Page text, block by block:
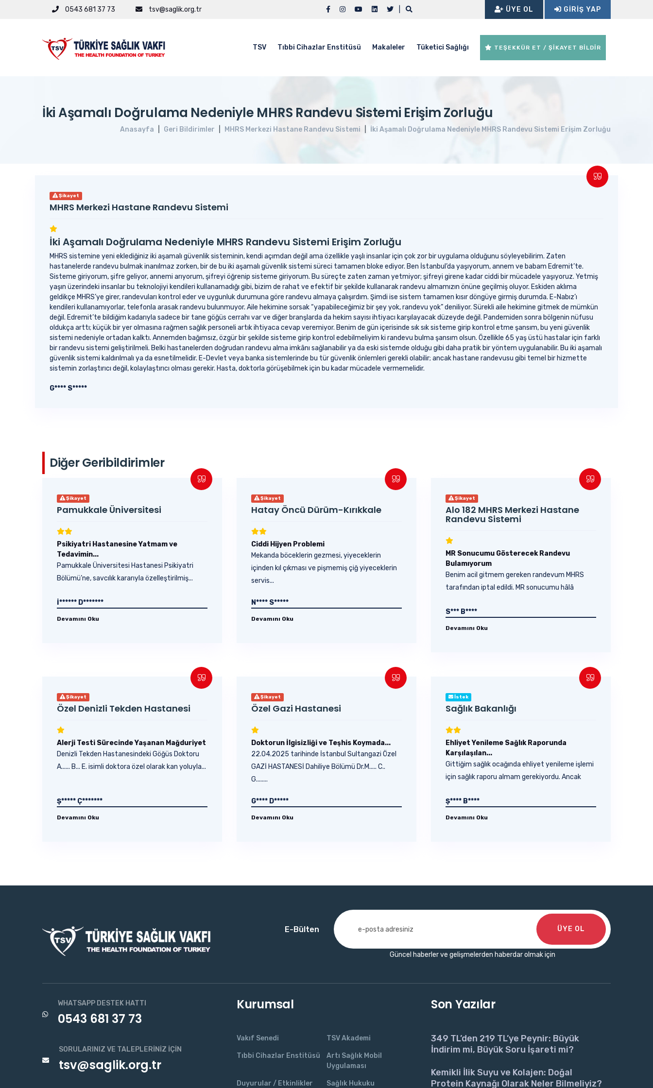
0543 681 37 73 tsv@saglik.org.tr ÜYE OL GIRIŞ YAP
TSV Tıbbi Cihazlar Enstitüsü Makaleler Tüketici Sağlığı TEŞEKKÜR ET / ŞİKAYET BİLDİR
İki Aşamalı Doğrulama Nedeniyle MHRS Randevu Sistemi Erişim Zorluğu
Anasayfa Geri Bildirimler MHRS Merkezi Hastane Randevu Sistemi İki Aşamalı Doğrulama Nedeniyle MHRS Randevu Sistemi Erişim Zorluğu
Şikayet
MHRS Merkezi Hastane Randevu Sistemi
İki Aşamalı Doğrulama Nedeniyle MHRS Randevu Sistemi Erişim Zorluğu
MHRS sistemine yeni eklediğiniz iki aşamalı güvenlik sisteminin, kendi açımdan değil ama özellikle yaşlı insanlar için çok zor bir uygulama olduğunu söyleyebilirim. Zaten
hastanelerde randevu bulmak inanılmaz zorken, bir de bu iki aşamalı güvenlik sistemi süreci tamamen bloke ediyor. Ben İstanbul’da yaşıyorum, annem ve babam Edremit’te.
Sisteme giriyorum, şifre geliyor, annemi arıyorum, şifreyi öğrenip sisteme giriyorum. Bu süreçte zaten zaman yetmiyor; şifreyi girene kadar ciddi bir mücadele yaşıyoruz. Yetmiş
yaşın üzerindeki insanlar bu teknolojiyi kendileri kullanamadığı gibi, bizim de rahat ve efektif bir şekilde kullanarak randevu almamızın önüne geçilmiş oluyor. Eskiden aklıma
geldikçe MHRS’ye girer, randevuları kontrol eder ve uygunluk durumuna göre randevu almaya çalışırdım. Şimdi ise sistem tamamen kısır döngüye girmiş durumda. E-Nabız’ı
kendileri kullanamıyorlar, telefonla arasak randevu bulunmuyor. Aile hekimine sorsak “yapabileceğimiz bir şey yok, randevu yok” deniliyor. Sürekli aile hekimine gitmek de mümkün
değil. Edremit’te bildiğim kadarıyla sadece bir tane göğüs cerrahı var ve diğer branşlarda da hekim sayısı ihtiyacı karşılayacak düzeyde değil. Pandemiden sonra bölgenin nüfusu
oldukça arttı; küçük bir yer olmasına rağmen sağlık personeli artık ihtiyaca cevap veremiyor. Benim de gün içerisinde sık sık sisteme girip kontrol etme şansım, bu yeni güvenlik
sistemi nedeniyle ortadan kalktı. Annemden bağımsız, özgür bir şekilde sisteme girip kontrol edebilmeliyim ki randevu bulma şansım olsun. Özellikle 65 yaş üstü hastalar için farklı
bir randevu sistemi geliştirilmeli. Belki hastanelerden doğrudan randevu alma imkânı sağlanabilir ya da eski sistemde olduğu gibi daha pratik bir yöntem uygulanabilir. Bu iki aşamalı
güvenlik sistemi kaldırılmalı ya da esnetilmelidir. E-Devlet veya banka sistemlerinde bu tür güvenlik önlemleri gerekli olabilir; ancak hastane randevusu gibi temel bir hizmette
sistemin zorlaştırıcı değil, kolaylaştırıcı olması gerekir. Hasta, doktorla görüşebilmek için bu kadar mücadele vermemelidir.
G**** S*****
Diğer Geribildirimler
Şikayet
Pamukkale Üniversitesi
Psikiyatri Hastanesine Yatmam ve
Tedavimin...
Pamukkale Üniversitesi Hastanesi Psikiyatri
Bölümü’ne, savcılık kararıyla özelleştirilmiş...
İ****** D*******
Devamını Oku
Şikayet
Hatay Öncü Dürüm-Kırıkkale
Ciddi Hijyen Problemi
Mekanda böceklerin gezmesi, yiyeceklerin
içinden kıl çıkması ve pişmemiş çiğ yiyeceklerin
servis...
N**** S*****
Devamını Oku
Şikayet
Alo 182 MHRS Merkezi Hastane
Randevu Sistemi
MR Sonucumu Gösterecek Randevu
Bulamıyorum
Benim acil gitmem gereken randevum MHRS
tarafından iptal edildi. MR sonucumu hâlâ
S*** B****
Devamını Oku
Şikayet
Özel Denizli Tekden Hastanesi
Alerji Testi Sürecinde Yaşanan Mağduriyet
Denizli Tekden Hastanesindeki Göğüs Doktoru
A...... B... E. isimli doktora özel olarak kan yoluyla...
Ş***** Ç*******
Devamını Oku
Şikayet
Özel Gazi Hastanesi
Doktorun İlgisizliği ve Teşhis Koymada...
22.04.2025 tarihinde İstanbul Sultangazi Özel
GAZİ HASTANESİ Dahiliye Bölümü Dr.M..... C..
G........
G**** D*****
Devamını Oku
İstek
Sağlık Bakanlığı
Ehliyet Yenileme Sağlık Raporunda
Karşılaşılan...
Gittiğim sağlık ocağında ehliyet yenileme işlemi
için sağlık raporu almam gerekiyordu. Ancak
Ş**** B****
Devamını Oku
E-Bülten
Güncel haberler ve gelişmelerden haberdar olmak için
ÜYE OL
WHATSAPP DESTEK HATTI
0543 681 37 73
SORULARINIZ VE TALEPLERINIZ İÇIN
tsv@saglik.org.tr
Kurumsal
Vakıf Senedi TSV Akademi
Tıbbi Cihazlar Enstitüsü
Artı Sağlık Mobil
Uygulaması
Duyurular / Etkinlikler Sağlık Hukuku
Son Yazılar
349 TL’den 219 TL’ye Peynir: Büyük
İndirim mi, Büyük Soru İşareti mi?
Kemikli İlik Suyu ve Kolajen: Doğal
Protein Kaynağı Olarak Neler Bilmeliyiz?